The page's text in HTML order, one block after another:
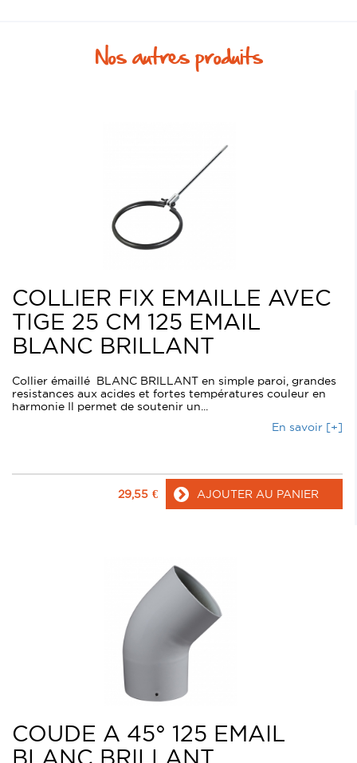
Nos autres produits
COLLIER FIX EMAILLE AVEC
TIGE 25 CM 125 EMAIL
BLANC BRILLANT
Collier émaillé BLANC BRILLANT en simple paroi, grandes
resistances aux acides et fortes températures couleur en
harmonie Il permet de soutenir un...
En savoir [+]
29,55 € AJOUTER AU PANIER
COUDE A 45° 125 EMAIL
BLANC BRILLANT